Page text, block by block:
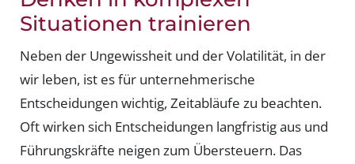
Situationen trainieren
Neben der Ungewissheit und der Volatilität, in der
wir leben, ist es für unternehmerische
Entscheidungen wichtig, Zeitabläufe zu beachten.
Oft wirken sich Entscheidungen langfristig aus und
Führungskräfte neigen zum Übersteuern. Das